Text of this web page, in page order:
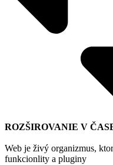
ROZŠIROVANIE V
Web je živý organizmus,
funkcionlity a pluginy